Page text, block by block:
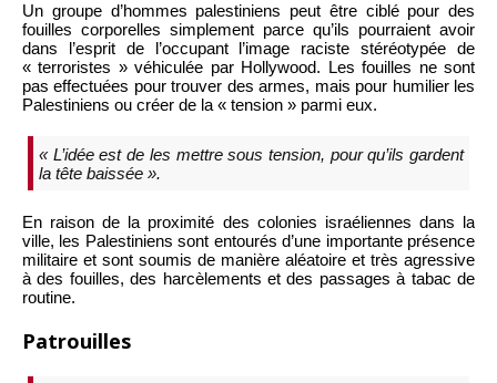
Un groupe d’hommes palestiniens peut être ciblé pour des
fouilles corporelles simplement parce qu’ils pourraient avoir
dans l’esprit de l’occupant l’image raciste stéréotypée de
« terroristes » véhiculée par Hollywood. Les fouilles ne sont
pas effectuées pour trouver des armes, mais pour humilier les
Palestiniens ou créer de la « tension » parmi eux.
« L’idée est de les mettre sous tension, pour qu’ils gardent
la tête baissée ».
En raison de la proximité des colonies israéliennes dans la
ville, les Palestiniens sont entourés d’une importante présence
militaire et sont soumis de manière aléatoire et très agressive
à des fouilles, des harcèlements et des passages à tabac de
routine.
Patrouilles